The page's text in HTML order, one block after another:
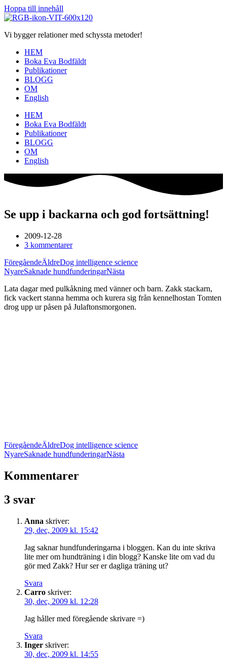
Hoppa till innehåll
Vi bygger relationer med schyssta metoder!
HEM
Boka Eva Bodfäldt
Publikationer
BLOGG
OM
English
HEM
Boka Eva Bodfäldt
Publikationer
BLOGG
OM
English
Se upp i backarna och god fortsättning!
2009-12-28
3 kommentarer
FöregåendeÄldreDog intelligence science
NyareSaknade hundfunderingarNästa
Lata dagar med pulkåkning med vänner och barn. Zakk stackarn,
fick vackert stanna hemma och kurera sig från kennelhostan Tomten
drog upp ur påsen på Julaftonsmorgonen.
FöregåendeÄldreDog intelligence science
NyareSaknade hundfunderingarNästa
Kommentarer
3 svar
Anna skriver:
29, dec, 2009 kl. 15:42
Jag saknar hundfunderingarna i bloggen. Kan du inte skriva
lite mer om hundträning i din blogg? Kanske lite om vad du
gör med Zakk? Hur ser er dagliga träning ut?
Svara
Carro skriver:
30, dec, 2009 kl. 12:28
Jag håller med föregående skrivare =)
Svara
Inger skriver:
30, dec, 2009 kl. 14:55